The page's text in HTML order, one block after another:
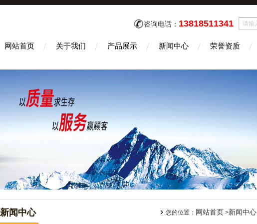
咨询电话： 13818511341
网站首页 关于我们 产品展示 新闻中心 荣誉资质
新闻中心 您的位置： 网站首页 >新闻中心